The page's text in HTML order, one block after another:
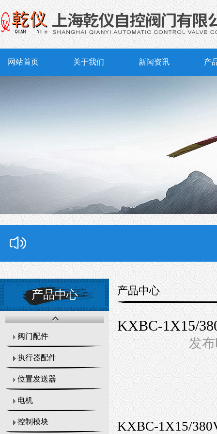
网站首页 关于我们 新闻资讯 产
产品中心
阀门配件
执行器配件
位置发送器
电机
控制模块
产品中心
KXBC-1X15/
发
KXBC-1X15/